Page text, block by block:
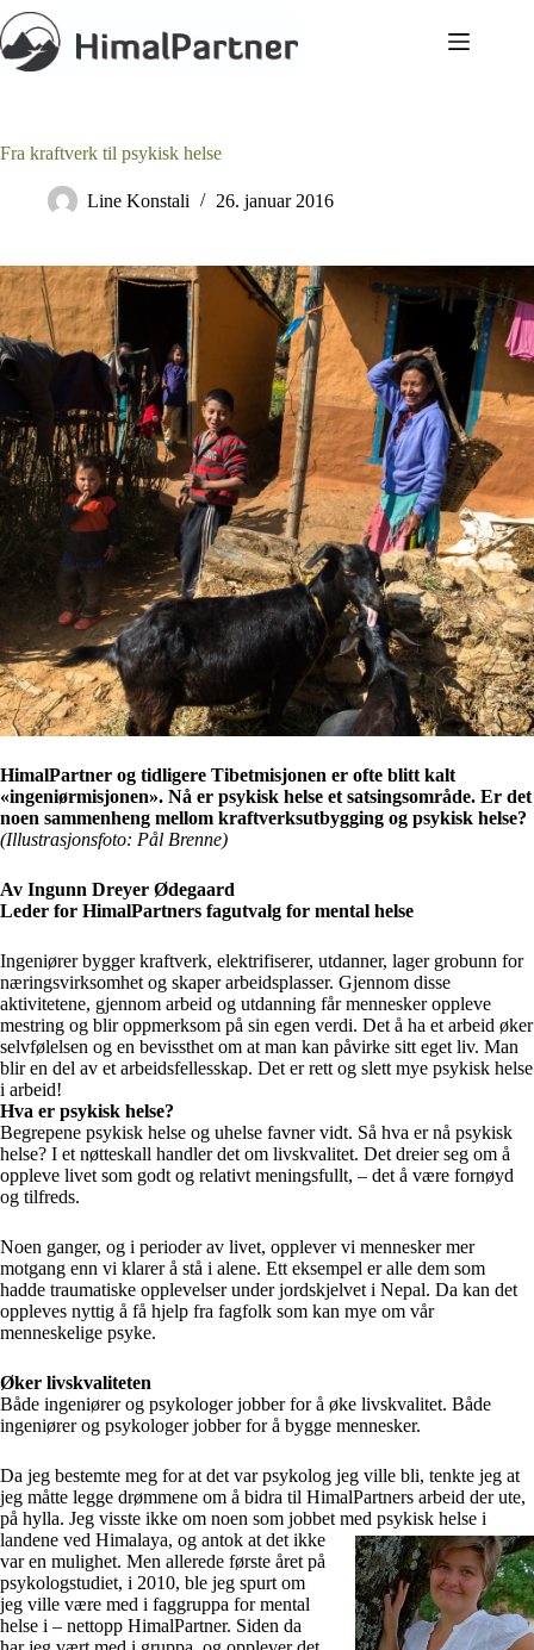
Hopp
til
innholdet
Fra kraftverk til psykisk helse
Line Konstali 26. januar 2016
HimalPartner og tidligere Tibetmisjonen er ofte blitt kalt
«ingeniørmisjonen». Nå er psykisk helse et satsingsområde. Er det
noen sammenheng mellom kraftverksutbygging og psykisk helse?
(Illustrasjonsfoto: Pål Brenne)
Av Ingunn Dreyer Ødegaard
Leder for HimalPartners fagutvalg for mental helse
Ingeniører bygger kraftverk, elektrifiserer, utdanner, lager grobunn for
næringsvirksomhet og skaper arbeidsplasser. Gjennom disse
aktivitetene, gjennom arbeid og utdanning får mennesker oppleve
mestring og blir oppmerksom på sin egen verdi. Det å ha et arbeid øker
selvfølelsen og en bevissthet om at man kan påvirke sitt eget liv. Man
blir en del av et arbeidsfellesskap. Det er rett og slett mye psykisk helse
i arbeid!
Hva er psykisk helse?
Begrepene psykisk helse og uhelse favner vidt. Så hva er nå psykisk
helse? I et nøtteskall handler det om livskvalitet. Det dreier seg om å
oppleve livet som godt og relativt meningsfullt, – det å være fornøyd
og tilfreds.
Noen ganger, og i perioder av livet, opplever vi mennesker mer
motgang enn vi klarer å stå i alene. Ett eksempel er alle dem som
hadde traumatiske opplevelser under jordskjelvet i Nepal. Da kan det
oppleves nyttig å få hjelp fra fagfolk som kan mye om vår
menneskelige psyke.
Øker livskvaliteten
Både ingeniører og psykologer jobber for å øke livskvalitet. Både
ingeniører og psykologer jobber for å bygge mennesker.
Da jeg bestemte meg for at det var psykolog jeg ville bli, tenkte jeg at
jeg måtte legge drømmene om å bidra til HimalPartners arbeid der ute,
på hylla. Jeg visste ikke om noen som jobbetmed psykisk helse i
landene ved Himalaya, og antok at det ikke
var en mulighet. Men allerede første året på
psykologstudiet, i 2010, ble jeg spurt om
jeg ville være med i faggruppa for mental
helse i – nettopp HimalPartner. Siden da